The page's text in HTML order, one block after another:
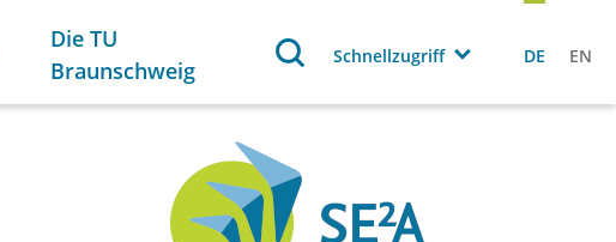
Die TU
Braunschweig
Schnellzugriff DE EN